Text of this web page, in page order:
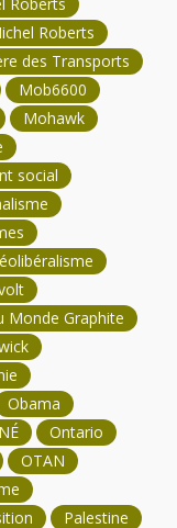
Roberts
des Transports
Mob6600
Mohawk
social
Monde Graphite
Obama
Ontario
OTAN
Palestine